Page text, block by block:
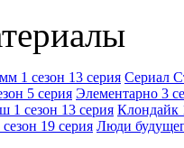
1 сезон 13 серия Сериал
5 серия Элементарно 3
1 сезон 13 серия Клондайк
19 серия Люди